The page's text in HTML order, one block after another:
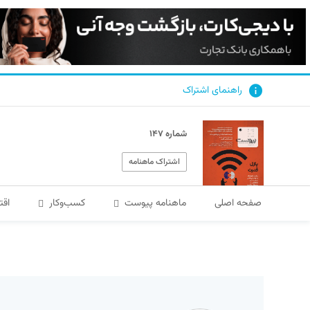
راهنمای اشتراک
شماره ۱۴۷
اشتراک ماهنامه
صفحه اصلی ماهنامه پیوست کسب‌و‌کار